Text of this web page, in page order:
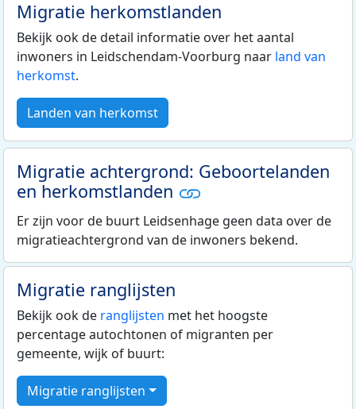
Migratie herkomstlanden
Bekijk ook de detail informatie over het aantal
inwoners in Leidschendam-Voorburg naar land van
herkomst.
Landen van herkomst
Migratie achtergrond: Geboortelanden
en herkomstlanden
Er zijn voor de buurt Leidsenhage geen data over de
migratieachtergrond van de inwoners bekend.
Migratie ranglijsten
Bekijk ook de ranglijsten met het hoogste
percentage autochtonen of migranten per
gemeente, wijk of buurt:
Migratie ranglijsten